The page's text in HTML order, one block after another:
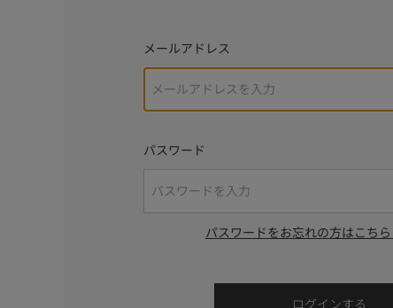
メールアドレス
パスワード
パスワードをお忘れの方はこちら